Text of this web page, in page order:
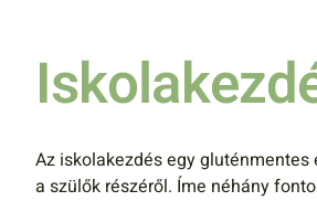
Az iskolakezdés egy
a szülők részéről. Íme néhány